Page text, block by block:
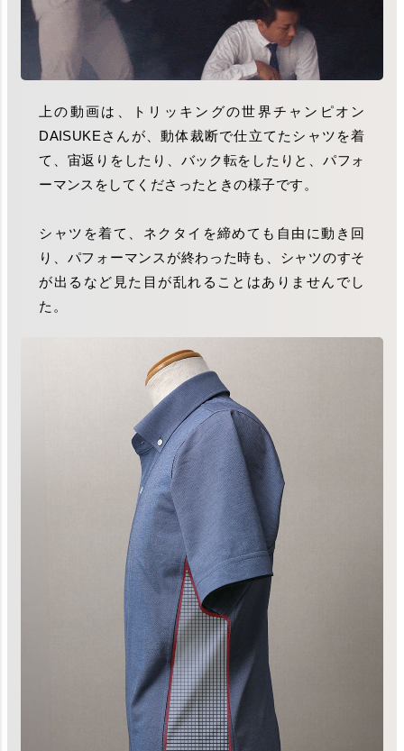
上の動画は、トリッキングの世界チャンピオン
DAISUKEさんが、動体裁断で仕立てたシャツを着
て、宙返りをしたり、バック転をしたりと、パフォ
ーマンスをしてくださったときの様子です。
シャツを着て、ネクタイを締めても自由に動き回
り、パフォーマンスが終わった時も、シャツのすそ
が出るなど見た目が乱れることはありませんでし
た。